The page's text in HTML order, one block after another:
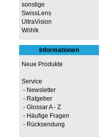
sonstige
SwissLens
UltraVision
Wöhlk
Informationen
Neue Produkte
Service
- Newsletter
- Ratgeber
- Glossar A - Z
- Häufige Fragen
- Rücksendung